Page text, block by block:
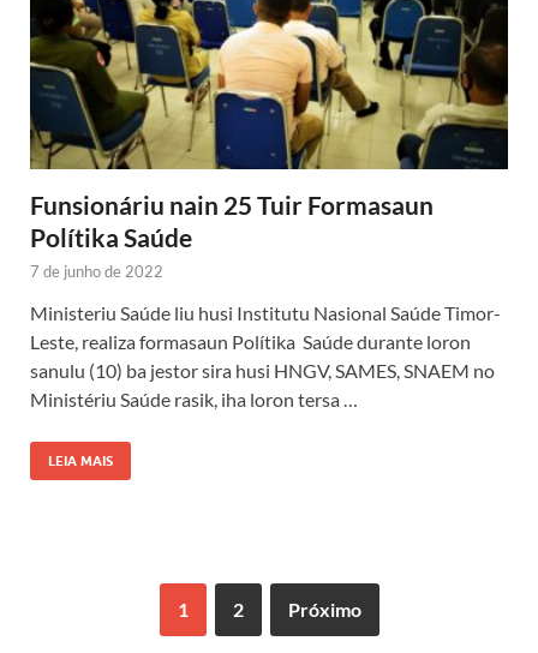
Funsionáriu nain 25 Tuir Formasaun
Polítika Saúde
7 de junho de 2022
Ministeriu Saúde liu husi Institutu Nasional Saúde Timor-
Leste, realiza formasaun Polítika Saúde durante loron
sanulu (10) ba jestor sira husi HNGV, SAMES, SNAEM no
Ministériu Saúde rasik, iha loron tersa …
LEIA MAIS
1 2 Próximo